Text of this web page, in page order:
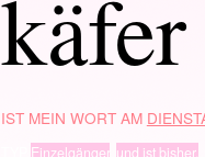
käfer
IST MEIN WORT AM
Einzelgänger, und ist bisher.